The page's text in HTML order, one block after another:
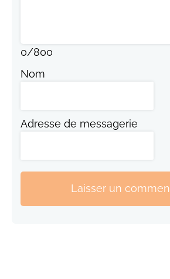
0/800
Nom
Adresse de messagerie
Laisser un